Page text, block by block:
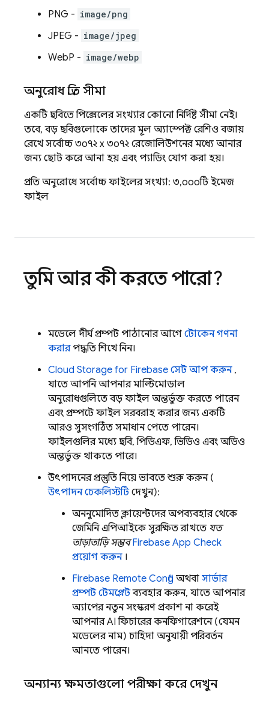
PNG - image/png
JPEG - image/jpeg
WebP - image/webp
অনুরোধ প্রতি সীমা
একটি ছবিতে পিক্সেলের সংখ্যার কোনো নির্দিষ্ট সীমা নেই।
তবে, বড় ছবিগুলোকে তাদের মূল অ্যাস্পেক্ট রেশিও বজায়
রেখে সর্বোচ্চ ৩০৭২ x ৩০৭২ রেজোলিউশনের মধ্যে আনার
জন্য ছোট করে আনা হয় এবং প্যাডিং যোগ করা হয়।
প্রতি অনুরোধে সর্বোচ্চ ফাইলের সংখ্যা: ৩,০০০টি ইমেজ
ফাইল
তুমি আর কী করতে পারো?
মডেলে দীর্ঘ প্রম্পট পাঠানোর আগে টোকেন গণনা
করারপদ্ধতি শিখে নিন।
Cloud Storage for Firebase সেট আপ করুন,
যাতে আপনি আপনার মাল্টিমোডাল
অনুরোধগুলিতে বড় ফাইল অন্তর্ভুক্ত করতে পারেন
এবং প্রম্পটে ফাইল সরবরাহ করার জন্য একটি
আরও সুসংগঠিত সমাধান পেতে পারেন।
ফাইলগুলির মধ্যে ছবি, পিডিএফ, ভিডিও এবং অডিও
অন্তর্ভুক্ত থাকতে পারে।
উৎপাদনের প্রস্তুতি নিয়ে ভাবতে শুরু করুন (
উৎপাদন চেকলিস্টটিদেখুন):
অননুমোদিত ক্লায়েন্টদের অপব্যবহার থেকে
জেমিনি এপিআইকেসুরক্ষিত রাখতে যত
তাড়াতাড়ি সম্ভব Firebase App Check
প্রয়োগ করুন।
Firebase Remote Config অথবা সার্ভার
প্রম্পট টেমপ্লেটব্যবহার করুন, যাতে আপনার
অ্যাপের নতুন সংস্করণ প্রকাশ না করেই
আপনার AI ফিচারের কনফিগারেশনে (যেমন
মডেলের নাম) চাহিদা অনুযায়ী পরিবর্তন
আনতে পারেন।
অন্যান্য ক্ষমতাগুলো পরীক্ষা করে দেখুন